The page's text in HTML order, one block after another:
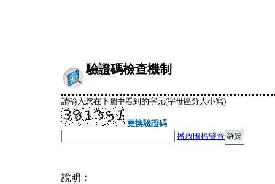
驗證碼檢查機制
請輸入您在下圖中看到的字元(字母區分大小寫)
更換驗證碼
播放圖檔聲音
說明︰